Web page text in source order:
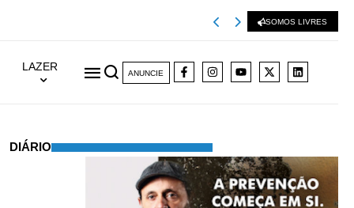
Santa Comba
SOMOS LIVRES
LAZER
ANUNCIE
DIÁRIO